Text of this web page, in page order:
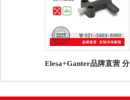
Elesa+Ganter品牌直营 分
度销 压铸锌导轨